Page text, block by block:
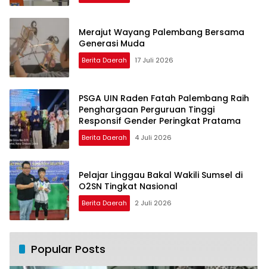
Merajut Wayang Palembang Bersama
Generasi Muda
Berita Daerah 17 Juli 2026
PSGA UIN Raden Fatah Palembang Raih
Penghargaan Perguruan Tinggi
Responsif Gender Peringkat Pratama
Berita Daerah 4 Juli 2026
Pelajar Linggau Bakal Wakili Sumsel di
O2SN Tingkat Nasional
Berita Daerah 2 Juli 2026
Popular Posts